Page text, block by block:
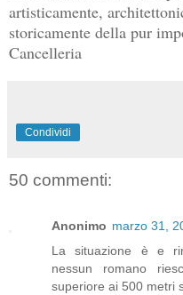
artisticamente,
storicamente della pur
Cancelleria
Condividi
50 commenti:
Anonimo marzo 31,
La situazione è e
nessun romano
superiore ai 500 metri